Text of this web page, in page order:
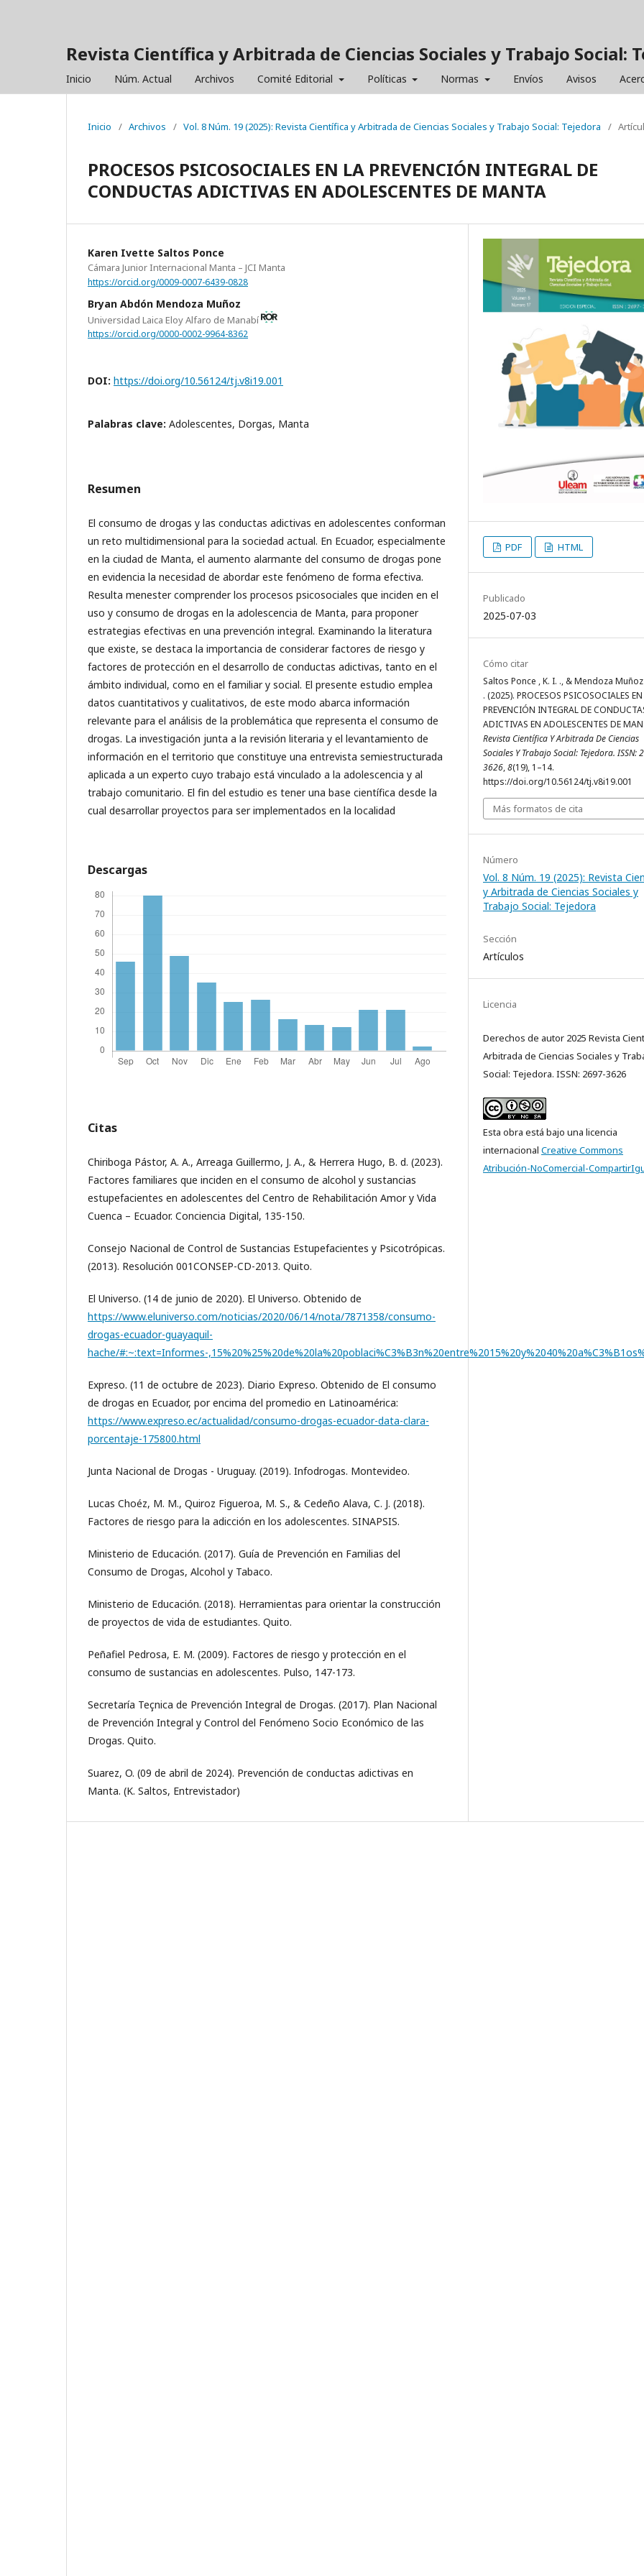
Revista Científica y Arbitrada de Ciencias Sociales y Trabajo Social:
Inicio Núm. Actual Archivos Comité Editorial Políticas Normas Envíos Avisos
Inicio / Archivos / Vol. 8 Núm. 19 (2025): Revista Científica y Arbitrada de Ciencias Sociales y Trabajo Social: Tejedora /
PROCESOS PSICOSOCIALES EN LA PREVENCIÓN INTEGRAL DE
CONDUCTAS ADICTIVAS EN ADOLESCENTES DE MANTA
Karen Ivette Saltos Ponce
Cámara Junior Internacional Manta – JCI Manta
https://orcid.org/0009-0007-6439-0828
Bryan Abdón Mendoza Muñoz
Universidad Laica Eloy Alfaro de Manabí
https://orcid.org/0000-0002-9964-8362
DOI: https://doi.org/10.56124/tj.v8i19.001
Palabras clave: Adolescentes, Dorgas, Manta
Resumen
El consumo de drogas y las conductas adictivas en adolescentes conforman
un reto multidimensional para la sociedad actual. En Ecuador, especialmente
en la ciudad de Manta, el aumento alarmante del consumo de drogas pone
en evidencia la necesidad de abordar este fenómeno de forma efectiva.
Resulta menester comprender los procesos psicosociales que inciden en el
uso y consumo de drogas en la adolescencia de Manta, para proponer
estrategias efectivas en una prevención integral. Examinando la literatura
que existe, se destaca la importancia de considerar factores de riesgo y
factores de protección en el desarrollo de conductas adictivas, tanto en el
ámbito individual, como en el familiar y social. El presente estudio emplea
datos cuantitativos y cualitativos, de este modo abarca información
relevante para el análisis de la problemática que representa el consumo de
drogas. La investigación junta a la revisión literaria y el levantamiento de
información en el territorio que constituye una entrevista semiestructurada
aplicada a un experto cuyo trabajo está vinculado a la adolescencia y al
trabajo comunitario. El fin del estudio es tener una base científica desde la
cual desarrollar proyectos para ser implementados en la localidad
Descargas
Citas
Chiriboga Pástor, A. A., Arreaga Guillermo, J. A., & Herrera Hugo, B. d. (2023).
Factores familiares que inciden en el consumo de alcohol y sustancias
estupefacientes en adolescentes del Centro de Rehabilitación Amor y Vida
Cuenca – Ecuador. Conciencia Digital, 135-150.
Consejo Nacional de Control de Sustancias Estupefacientes y Psicotrópicas.
(2013). Resolución 001CONSEP-CD-2013. Quito.
El Universo. (14 de junio de 2020). El Universo. Obtenido de
https://www.eluniverso.com/noticias/2020/06/14/nota/7871358/consumo-
drogas-ecuador-guayaquil-
hache/#:~:text=Informes-
Expreso. (11 de octubre de 2023). Diario Expreso. Obtenido de El consumo
de drogas en Ecuador, por encima del promedio en Latinoamérica:
https://www.expreso.ec/actualidad/consumo-drogas-ecuador-data-clara-
porcentaje-175800.html
Junta Nacional de Drogas - Uruguay. (2019). Infodrogas. Montevideo.
Lucas Choéz, M. M., Quiroz Figueroa, M. S., & Cedeño Alava, C. J. (2018).
Factores de riesgo para la adicción en los adolescentes. SINAPSIS.
Ministerio de Educación. (2017). Guía de Prevención en Familias del
Consumo de Drogas, Alcohol y Tabaco.
Ministerio de Educación. (2018). Herramientas para orientar la construcción
de proyectos de vida de estudiantes. Quito.
Peñafiel Pedrosa, E. M. (2009). Factores de riesgo y protección en el
consumo de sustancias en adolescentes. Pulso, 147-173.
Secretaría Teçnica de Prevención Integral de Drogas. (2017). Plan Nacional
de Prevención Integral y Control del Fenómeno Socio Económico de las
Drogas. Quito.
Suarez, O. (09 de abril de 2024). Prevención de conductas adictivas en
Manta. (K. Saltos, Entrevistador)
PDF HTML
Publicado
2025-07-03
Cómo citar
Saltos Ponce , K. I. ., & Mendoza Muñoz
. (2025). PROCESOS PSICOSOCIALES
PREVENCIÓN INTEGRAL DE
ADICTIVAS EN ADOLESCENTES DE
Revista Científica Y Arbitrada De Ciencias
Sociales Y Trabajo Social: Tejedora. ISSN:
3626,8(19), 1–14.
https://doi.org/10.56124/tj.v8i19.001
Más formatos de cita
Número
Vol. 8 Núm. 19 (2025): Revista
y Arbitrada de Ciencias Sociales y
Trabajo Social: Tejedora
Sección
Artículos
Licencia
Derechos de autor 2025 Revista
Arbitrada de Ciencias Sociales y
Social: Tejedora. ISSN: 2697-3626
Esta obra está bajo una licencia
internacional Creative Commons
Atribución-NoComercial-